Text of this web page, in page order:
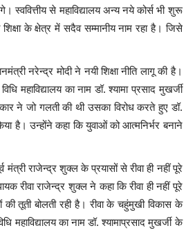
स्ववित्तीय से महाविद्यालय अन्य नये कोर्स भी शुरू
के क्षेत्र में सदैव सम्मानीय नाम रहा है। जिसे
नरेन्द्र मोदी ने नयी शिक्षा नीति लागू की है।
महाविद्यालय का नाम डॉ. श्यामा प्रसाद मुखर्जी
ने जो गलती की थी उसका विरोध करते हुए डॉ.
है। उन्होंने कहा कि युवाओं को आत्मनिर्भर बनाने
मंत्री राजेन्द्र शुक्ल के प्रयासों से रीवा ही नहीं पूरे
रीवा राजेन्द्र शुक्ल ने कहा कि रीवा ही नहीं पूरे
की तूती बोलती रही है। रीवा के चहुंमुखी विकास के
महाविद्यालय का नाम डॉ. श्यामाप्रसाद मुखर्जी के